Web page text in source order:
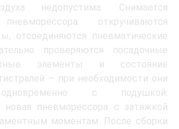
недопустима. Снимается
откручиваются
отсоединяются пневматические
проверяются посадочные
элементы и состояние
— при необходимости они
с подушкой.
новая пневморессора с затяжкой
моментам. После сборки